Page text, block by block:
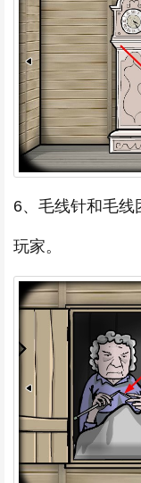
6、毛线针和毛线
玩家。